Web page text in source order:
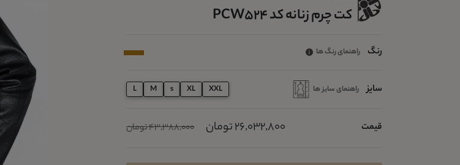
کت چرم زنانه کد PCW524
رنگ راهنمای رنگ ها
سایز راهنمای سایز ها L M s XL XXL
قیمت 26,032,800 تومان 43,388,000 تومان